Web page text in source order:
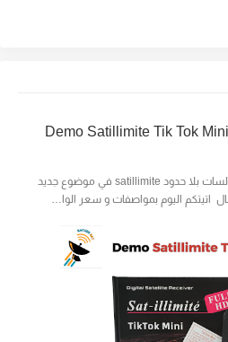
سات اليميتي تيكتوك ميني Demo Satillimite Tik Tok Mini
السلام عليكم زوار و متتبعي موقع السات بلا حدود satillimite في موضوع جديد
اليوم بمواصفات و سعر الوا…